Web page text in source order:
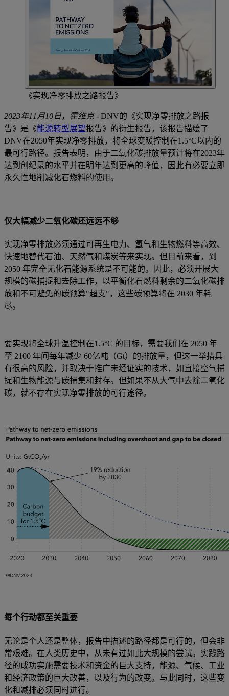
《实现净零排放之路报告》
2023年11月10日，霍维克 - DNV的《实现净零排放之路报
告》是《能源转型展望报告》的衍生报告，该报告描绘了
DNV在2050年实现净零排放，将全球变暖控制在1.5°C以内的
最可行路径。报告表明，由于二氧化碳排放量预计将在2023年
达到创纪录的水平并在明年达到更高的峰值，因此有必要立即
永久性地削减化石燃料的使用。
仅大幅减少二氧化碳还远远不够
实现净零排放必须通过可再生电力、氢气和生物燃料等高效、
快速地替代石油、天然气和煤炭等来实现。但目前来看，到
2050 年完全无化石能源系统是不可能的。因此，必须开展大
规模的碳捕捉和去除工作，以平衡化石燃料剩余的二氧化碳排
放和不可避免的碳预算"超支"，这些碳预算将在 2030 年耗
尽。
要实现将全球升温控制在1.5°C 的目标，需要我们在 2050 年
至 2100 年间每年减少 60亿吨（Gt）的排放量，但这一举措具
有很高的风险，并取决于推广未经证实的技术，如直接空气捕
捉和生物能源与碳捕集和封存。但如果不从大气中去除二氧化
碳，就不存在实现净零排放的可行途径。
每个行动都至关重要
无论是个人还是整体，报告中描述的路径都是可行的，但会非
常艰难。在人类历史中，从未有过如此大规模的尝试。实践路
径的成功实施需要技术和资金的巨大支持，能源、气候、工业
和经济政策的巨大改善，以及行为的改变。与此同时，这些变
化和减排必须同时进行。